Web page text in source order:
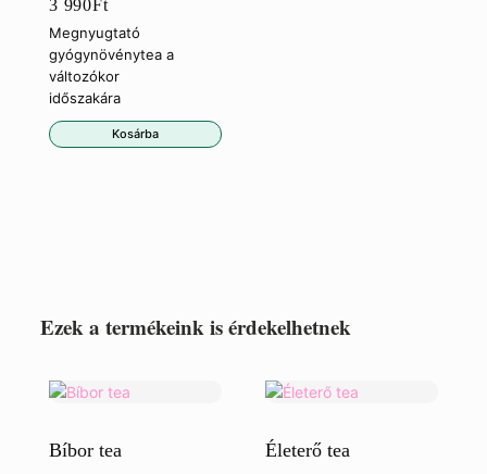
5.00/ 5
3 990Ft
Megnyugtató
gyógynövénytea a
változókor
időszakára
Kosárba
Ezek a termékeink is érdekelhetnek
Bíbor tea Életerő tea